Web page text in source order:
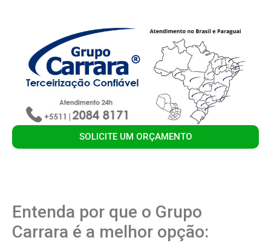
SOLICITE UM ORÇAMENTO
Entenda por que o Grupo
Carrara é a melhor opção: